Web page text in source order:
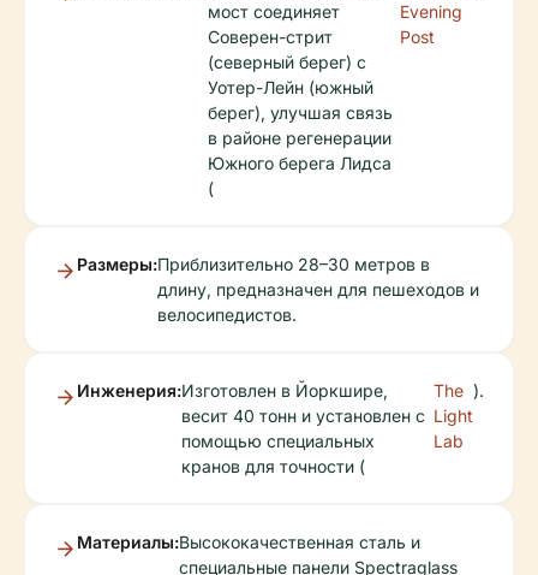
мост соединяет
Соверен-стрит
(северный берег) с
Уотер-Лейн (южный
берег), улучшая связь
в районе регенерации
Южного берега Лидса
(
Evening
Post
Размеры:Приблизительно 28–30 метров в
длину, предназначен для пешеходов и
велосипедистов.
Инженерия:Изготовлен в Йоркшире,
весит 40 тонн и установлен с
помощью специальных
кранов для точности (
The
Light
Lab
).
Материалы:Высококачественная сталь и
специальные панели Spectraglass